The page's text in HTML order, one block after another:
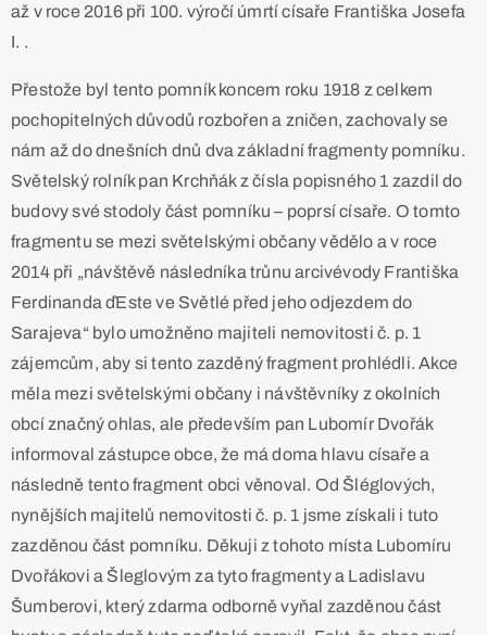
až v roce 2016 při 100. výročí úmrtí císaře Františka Josefa
I. .
Přestože byl tento pomník koncem roku 1918 z celkem
pochopitelných důvodů rozbořen a zničen, zachovaly se
nám až do dnešních dnů dva základní fragmenty pomníku.
Světelský rolník pan Krchňák z čísla popisného 1 zazdil do
budovy své stodoly část pomníku – poprsí císaře. O tomto
fragmentu se mezi světelskými občany vědělo a v roce
2014 při „návštěvě následníka trůnu arcivévody Františka
Ferdinanda ďEste ve Světlé před jeho odjezdem do
Sarajeva“ bylo umožněno majiteli nemovitosti č. p. 1
zájemcům, aby si tento zazděný fragment prohlédli. Akce
měla mezi světelskými občany i návštěvníky z okolních
obcí značný ohlas, ale především pan Lubomír Dvořák
informoval zástupce obce, že má doma hlavu císaře a
následně tento fragment obci věnoval. Od Šléglových,
nynějších majitelů nemovitosti č. p. 1 jsme získali i tuto
zazděnou část pomníku. Děkuji z tohoto místa Lubomíru
Dvořákovi a Šleglovým za tyto fragmenty a Ladislavu
Šumberovi, který zdarma odborně vyňal zazděnou část